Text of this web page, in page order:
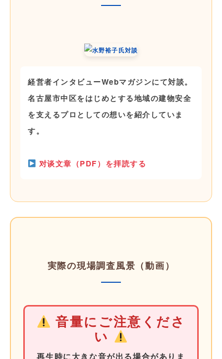
経営者インタビューWebマガジンにて対談。
名古屋市中区をはじめとする地域の建物安全
を支えるプロとしての想いを紹介していま
す。
对谈文章（PDF）を拝読する
実際の現場調査風景（動画）
音量にご注意くださ
い
再生時に大きな音が出る場合がありま